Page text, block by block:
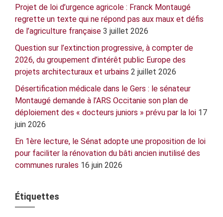
Projet de loi d’urgence agricole : Franck Montaugé
regrette un texte qui ne répond pas aux maux et défis
de l’agriculture française 3 juillet 2026
Question sur l’extinction progressive, à compter de
2026, du groupement d’intérêt public Europe des
projets architecturaux et urbains 2 juillet 2026
Désertification médicale dans le Gers : le sénateur
Montaugé demande à l’ARS Occitanie son plan de
déploiement des « docteurs juniors » prévu par la loi 17
juin 2026
En 1ère lecture, le Sénat adopte une proposition de loi
pour faciliter la rénovation du bâti ancien inutilisé des
communes rurales 16 juin 2026
Étiquettes